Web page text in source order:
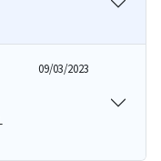
09/03/2023